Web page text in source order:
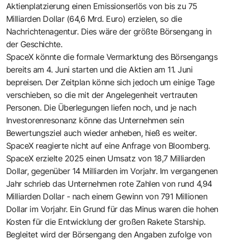
Aktienplatzierung einen Emissionserlös von bis zu 75
Milliarden Dollar (64,6 Mrd. Euro) erzielen, so die
Nachrichtenagentur. Dies wäre der größte Börsengang in
der Geschichte.
SpaceX könnte die formale Vermarktung des Börsengangs
bereits am 4. Juni starten und die Aktien am 11. Juni
bepreisen. Der Zeitplan könne sich jedoch um einige Tage
verschieben, so die mit der Angelegenheit vertrauten
Personen. Die Überlegungen liefen noch, und je nach
Investorenresonanz könne das Unternehmen sein
Bewertungsziel auch wieder anheben, hieß es weiter.
SpaceX reagierte nicht auf eine Anfrage von Bloomberg.
SpaceX erzielte 2025 einen Umsatz von 18,7 Milliarden
Dollar, gegenüber 14 Milliarden im Vorjahr. Im vergangenen
Jahr schrieb das Unternehmen rote Zahlen von rund 4,94
Milliarden Dollar - nach einem Gewinn von 791 Millionen
Dollar im Vorjahr. Ein Grund für das Minus waren die hohen
Kosten für die Entwicklung der großen Rakete Starship.
Begleitet wird der Börsengang den Angaben zufolge von